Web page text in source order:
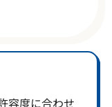
容度に合わせ